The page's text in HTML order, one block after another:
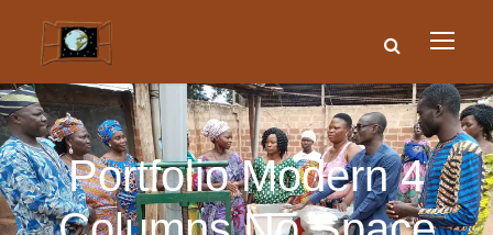
Portfolio Modern 4